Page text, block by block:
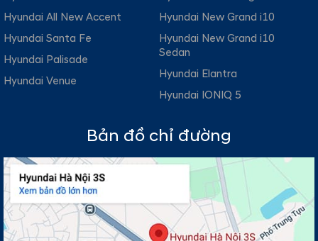
Hyundai All New Accent
Hyundai Santa Fe
Hyundai Palisade
Hyundai Venue
Hyundai New Grand i10
Hyundai New Grand i10
Sedan
Hyundai Elantra
Hyundai IONIQ 5
Bản đồ chỉ đường